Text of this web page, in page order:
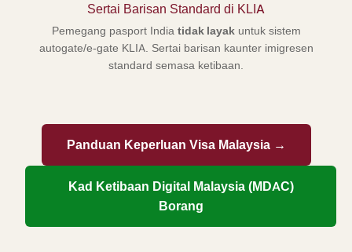
Sertai Barisan Standard di KLIA
Pemegang pasport India tidak layakuntuk sistem
autogate/e-gate KLIA. Sertai barisan kaunter imigresen
standard semasa ketibaan.
Panduan Keperluan Visa Malaysia →
Kad Ketibaan Digital Malaysia (MDAC)
Borang